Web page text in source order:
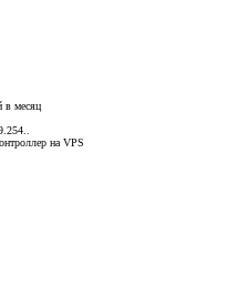
в месяц
на VPS